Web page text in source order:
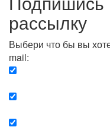
рассылку
Выбери что бы вы
mail: